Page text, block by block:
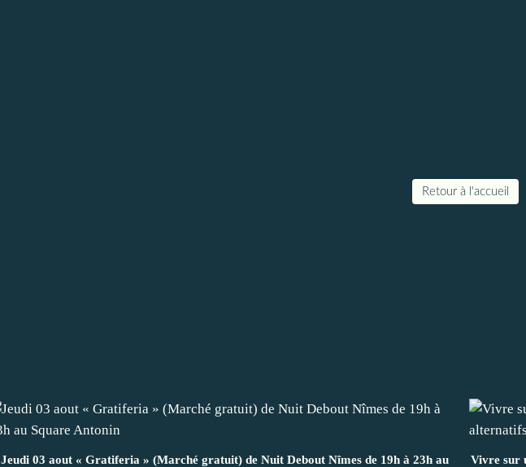
Retour à l'accueil
Jeudi 03 aout « Gratiferia » (Marché gratuit) de Nuit Debout Nîmes de 19h à 23h au
Vivre sur